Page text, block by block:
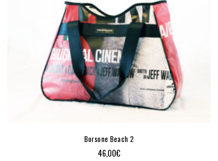
Borsone Beach 2
46,00€